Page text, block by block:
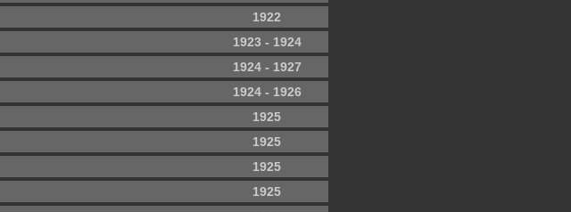
1922
1923 - 1924
1924 - 1927
1924 - 1926
1925
1925
1925
1925